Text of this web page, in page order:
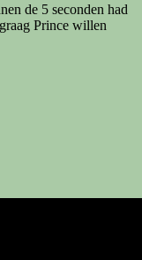
de 5 seconden had
Prince willen